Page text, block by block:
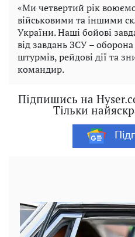
«Ми четвертий рік
військовими та іншими
України. Наші бойові
від завдань ЗСУ –
штурмів, рейдові дії та
командир.
Підпишись на
Тільки